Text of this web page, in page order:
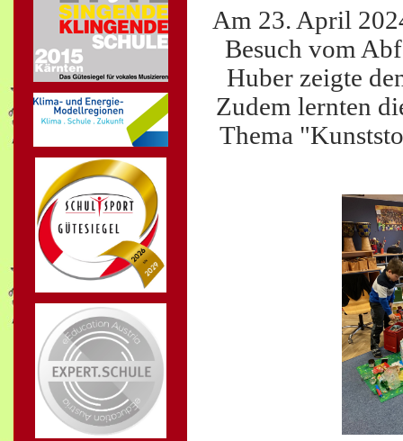
Am 23. April
Besuch vom
Huber zeigte
Zudem lernten
Thema